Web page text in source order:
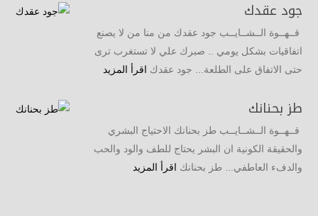
جود عقدك
قــهــوة الــشــايــب جود عقدك من منا من لا يصنع
اتفاقيات بشكل يومي .. صبرك علي لا تستغرب ترى
حتى الاتفاق على الطلعة... جود عقدك اقرأ المزيد
طز بحنانك
قــهــوة الــشــايــب طز بحنانك الاحتياج البشري
والحقيقة الكونية ان البشر يحتاج للطف والود والحب
والدفء العاطفي... طز بحنانك اقرأ المزيد